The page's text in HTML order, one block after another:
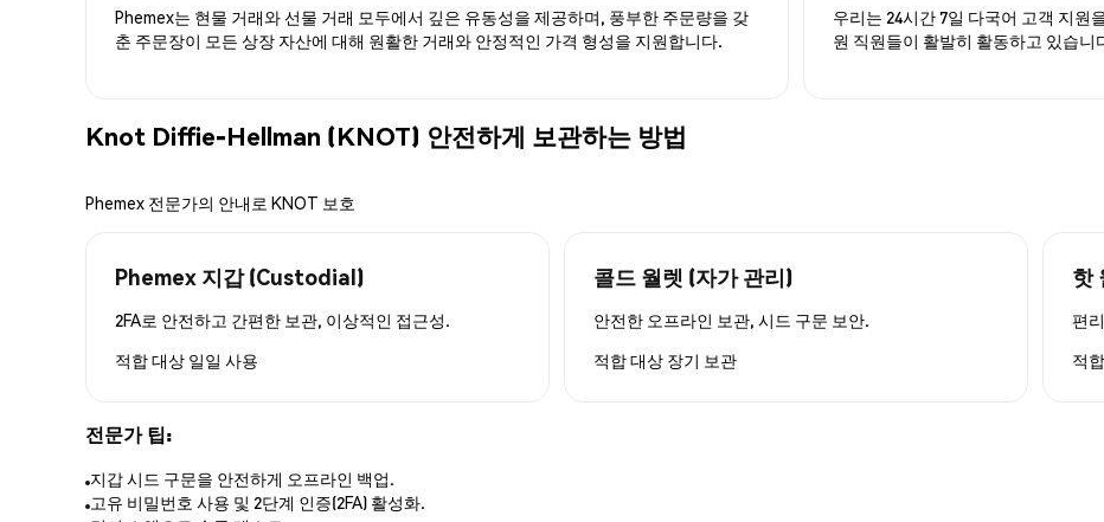
Phemex는 현물 거래와 선물 거래 모두에서 깊은 유동성을 제공하며, 풍부한 주문량을 갖
춘 주문장이 모든 상장 자산에 대해 원활한 거래와 안정적인 가격 형성을 지원합니다.
우리는 24시간 7일 다국어 고객 지
원 직원들이 활발히 활동하고 있습니
Knot Diffie-Hellman (KNOT) 안전하게 보관하는 방법
Phemex 전문가의 안내로 KNOT 보호
Phemex 지갑 (Custodial)
2FA로 안전하고 간편한 보관, 이상적인 접근성.
적합 대상 일일 사용
콜드 월렛 (자가 관리)
안전한 오프라인 보관, 시드 구문 보안.
적합 대상 장기 보관
핫
편
적
전문가 팁:
지갑 시드 구문을 안전하게 오프라인 백업.
고유 비밀번호 사용 및 2단계 인증(2FA) 활성화.